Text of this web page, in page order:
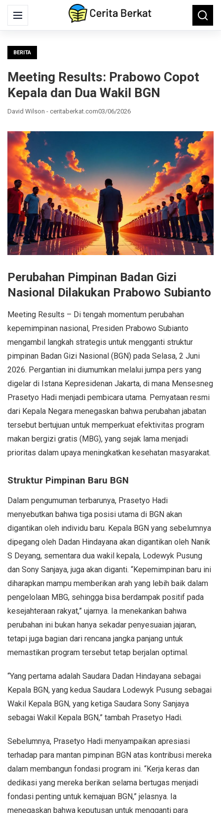
Menu
Search
for:
BERITA
Meeting Results: Prabowo Copot
Kepala dan Dua Wakil BGN
David Wilson - ceritaberkat.com03/06/2026
Perubahan Pimpinan Badan Gizi
Nasional Dilakukan Prabowo Subianto
Meeting Results – Di tengah momentum perubahan
kepemimpinan nasional, Presiden Prabowo Subianto
mengambil langkah strategis untuk mengganti struktur
pimpinan Badan Gizi Nasional (BGN) pada Selasa, 2 Juni
2026. Pergantian ini diumumkan melalui jumpa pers yang
digelar di Istana Kepresidenan Jakarta, di mana Mensesneg
Prasetyo Hadi menjadi pembicara utama. Pernyataan resmi
dari Kepala Negara menegaskan bahwa perubahan jabatan
tersebut bertujuan untuk memperkuat efektivitas program
makan bergizi gratis (MBG), yang sejak lama menjadi
prioritas dalam upaya meningkatkan kesehatan masyarakat.
Struktur Pimpinan Baru BGN
Dalam pengumuman terbarunya, Prasetyo Hadi
menyebutkan bahwa tiga posisi utama di BGN akan
digantikan oleh individu baru. Kepala BGN yang sebelumnya
dipegang oleh Dadan Hindayana akan digantikan oleh Nanik
S Deyang, sementara dua wakil kepala, Lodewyk Pusung
dan Sony Sanjaya, juga akan diganti. “Kepemimpinan baru ini
diharapkan mampu memberikan arah yang lebih baik dalam
pengelolaan MBG, sehingga bisa berdampak positif pada
kesejahteraan rakyat,” ujarnya. Ia menekankan bahwa
perubahan ini bukan hanya sekadar penyesuaian jajaran,
tetapi juga bagian dari rencana jangka panjang untuk
memastikan program tersebut tetap berjalan optimal.
“Yang pertama adalah Saudara Dadan Hindayana sebagai
Kepala BGN, yang kedua Saudara Lodewyk Pusung sebagai
Wakil Kepala BGN, yang ketiga Saudara Sony Sanjaya
sebagai Wakil Kepala BGN,” tambah Prasetyo Hadi.
Sebelumnya, Prasetyo Hadi menyampaikan apresiasi
terhadap para mantan pimpinan BGN atas kontribusi mereka
dalam membangun fondasi program ini. “Kerja keras dan
dedikasi yang mereka berikan selama bertugas menjadi
fondasi penting untuk kemajuan BGN,” jelasnya. Ia
menegaskan bahwa keputusan untuk mengganti para